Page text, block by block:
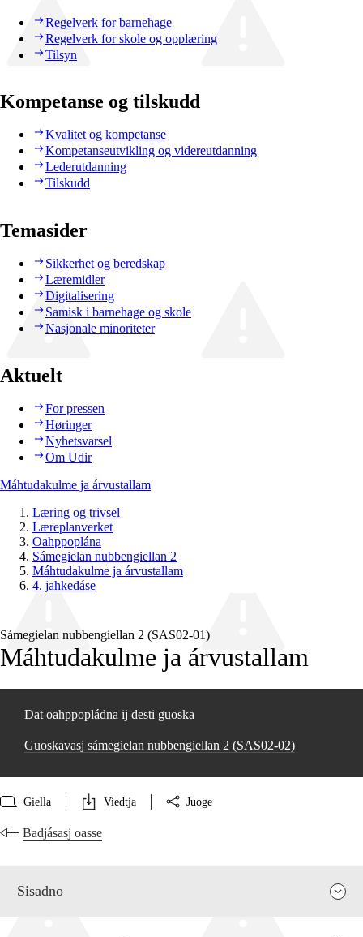
Regelverk for barnehage
Regelverk for skole og opplæring
Tilsyn
Kompetanse og tilskudd
Kvalitet og kompetanse
Kompetanseutvikling og videreutdanning
Lederutdanning
Tilskudd
Temasider
Sikkerhet og beredskap
Læremidler
Digitalisering
Samisk i barnehage og skole
Nasjonale minoriteter
Aktuelt
For pressen
Høringer
Nyhetsvarsel
Om Udir
Máhtudakulme ja árvustallam
Læring og trivsel
Læreplanverket
Oahppoplána
Sámegielan nubbengiellan 2
Máhtudakulme ja árvustallam
4. jahkedáse
Sámegielan nubbengiellan 2 (SAS02‑01)
Máhtudakulme ja árvustallam
Dat oahppopládna ij desti guoska
Guoskavasj sámegielan nubbengiellan 2 (SAS02‑02)
Giella Viedtja Juoge
Badjásasj oasse
Sisadno